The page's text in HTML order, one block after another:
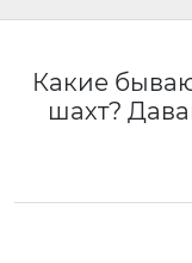
Какие
шахт?